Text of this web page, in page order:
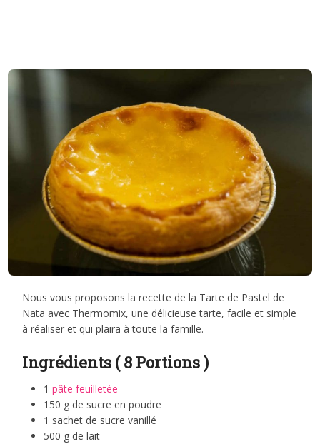
Nous vous proposons la recette de la Tarte de Pastel de
Nata avec Thermomix, une délicieuse tarte, facile et simple
à réaliser et qui plaira à toute la famille.
Ingrédients ( 8 Portions )
1pâte feuilletée
150 g de sucre en poudre
1 sachet de sucre vanillé
500 g de lait